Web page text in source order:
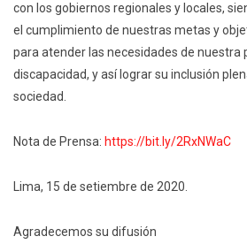
con los gobiernos regionales y locales,
el cumplimiento de nuestras metas y
para atender las necesidades de nuestra
discapacidad, y así lograr su inclusión
sociedad.
Nota de Prensa: https://bit.ly/2RxNWaC
Lima, 15 de setiembre de 2020.
Agradecemos su difusión